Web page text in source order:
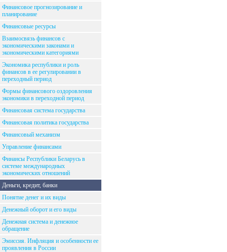
Финансовое прогнозирование и
планирование
Финансовые ресурсы
Взаимосвязь финансов с
экономическими законами и
экономическими категориями
Экономика республики и роль
финансов в ее регулировании в
переходный период
Формы финансового оздоровления
экономики в переходной период
Финансовая система государства
Финансовая политика государства
Финансовый механизм
Управление финансами
Финансы Республики Беларусь в
системе международных
экономических отношений
Деньги, кредит, банки
Понятие денег и их виды
Денежный оборот и его виды
Денежная система и денежное
обращение
Эмиссия. Инфляция и особенности ее
проявления в России